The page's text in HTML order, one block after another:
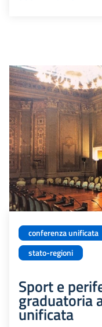
conferenza unificata
stato-regioni
Sport e
graduatoria
unificata